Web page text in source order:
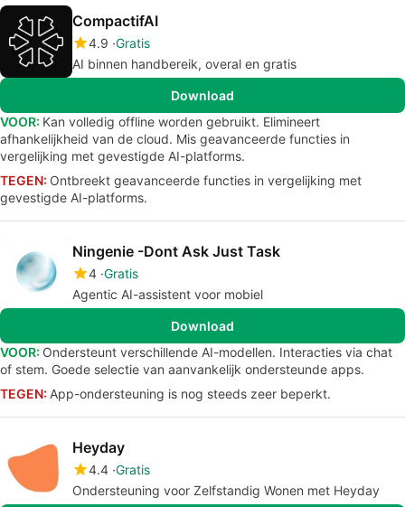
CompactifAI
4.9 Gratis
AI binnen handbereik, overal en gratis
Download
VOOR: Kan volledig offline worden gebruikt. Elimineert
afhankelijkheid van de cloud. Mis geavanceerde functies in
vergelijking met gevestigde AI-platforms.
TEGEN: Ontbreekt geavanceerde functies in vergelijking met
gevestigde AI-platforms.
Ningenie -Dont Ask Just Task
4 Gratis
Agentic AI-assistent voor mobiel
Download
VOOR: Ondersteunt verschillende AI-modellen. Interacties via chat
of stem. Goede selectie van aanvankelijk ondersteunde apps.
TEGEN: App-ondersteuning is nog steeds zeer beperkt.
Heyday
4.4 Gratis
Ondersteuning voor Zelfstandig Wonen met Heyday